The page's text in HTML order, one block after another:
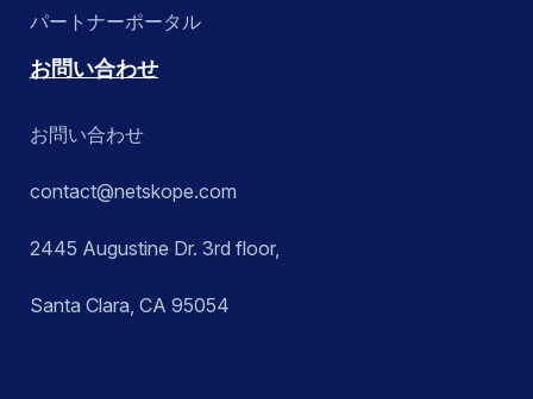
パートナーポータル
お問い合わせ
お問い合わせ
contact@netskope.com
2445 Augustine Dr. 3rd floor,
Santa Clara, CA 95054